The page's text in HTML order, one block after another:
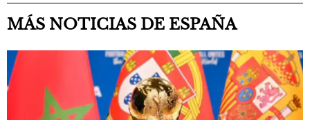
MÁS NOTICIAS DE ESPAÑA